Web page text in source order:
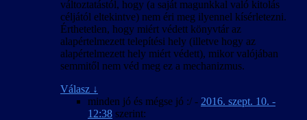
változtatástól, hogy (a saját magunkkal való kitolás
céljától eltekintve) nem éri meg ilyennel kísérletezni.
Érthetetlen, hogy miért védett könyvtár az
alapértelmezett telepítési hely (illetve hogy az
alapértelmezett hely miért védett), mikor valójában
semmitől nem véd meg ez a mechanizmus.
Válasz ↓
minden jó és mégse jó :/ - 2016. szept. 10. -
12:38 szerint: